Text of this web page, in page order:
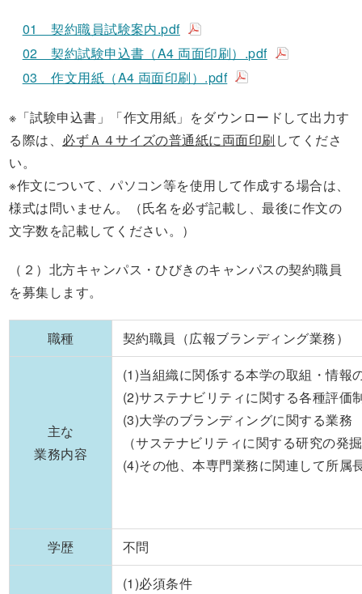
01 契約職員試験案内.pdf
02 契約試験申込書（A4 両面印刷）.pdf
03 作文用紙（A4 両面印刷）.pdf
※「試験申込書」「作文用紙」をダウンロードして出力す
る際は、 必ずＡ４サイズの普通紙に両面印刷 してくださ
い。
※作文について、パソコン等を使用して作成する場合は、
様式は問いません。（氏名を必ず記載し、最後に作文の
文字数を記載してください。）
（２）北方キャンパス・ひびきのキャンパスの契約職員
を募集します。
職種 契約職員（広報ブランディング業務）
主な
業務内容
(1)当組織に関係する本学の取組・情報
(2)サステナビリティに関する各種評価
(3)大学のブランディングに関する業務
（サステナビリティに関する研究の発
(4)その他、本専門業務に関連して所属
学歴 不問
(1)必須条件